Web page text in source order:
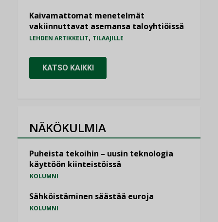
Kaivamattomat menetelmät
vakiinnuttavat asemansa taloyhtiöissä
LEHDEN ARTIKKELIT, TILAAJILLE
KATSO KAIKKI
NÄKÖKULMIA
Puheista tekoihin – uusin teknologia
käyttöön kiinteistöissä
KOLUMNI
Sähköistäminen säästää euroja
KOLUMNI